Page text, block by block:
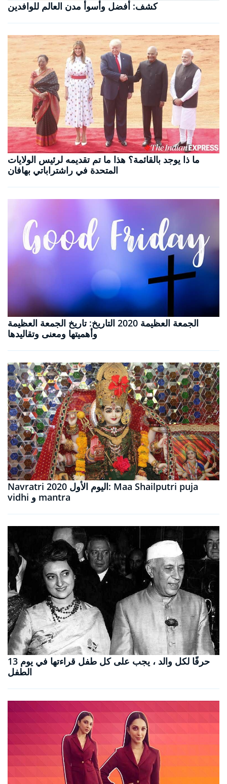
كشف: أفضل وأسوأ مدن العالم للوافدين
ما ذا يوجد بالقائمة؟ هذا ما تم تقديمه لرئيس الولايات
المتحدة في راشتراباتي بهافان
الجمعة العظيمة 2020 التاريخ: تاريخ الجمعة العظيمة
وأهميتها ومعنى وتقاليدها
Navratri 2020 اليوم الأول: Maa Shailputri puja
vidhi و mantra
13 حرفًا لكل والد ، يجب على كل طفل قراءتها في يوم
الطفل